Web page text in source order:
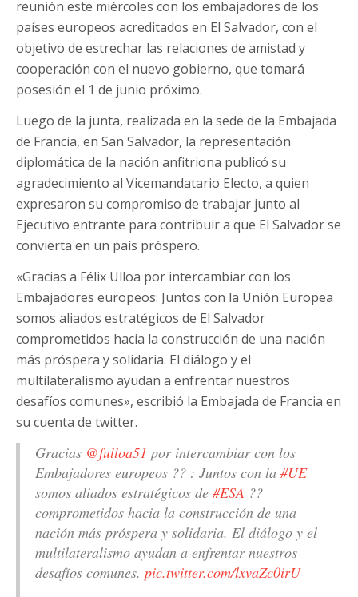
reunión este miércoles con los embajadores de los
países europeos acreditados en El Salvador, con el
objetivo de estrechar las relaciones de amistad y
cooperación con el nuevo gobierno, que tomará
posesión el 1 de junio próximo.
Luego de la junta, realizada en la sede de la Embajada
de Francia, en San Salvador, la representación
diplomática de la nación anfitriona publicó su
agradecimiento al Vicemandatario Electo, a quien
expresaron su compromiso de trabajar junto al
Ejecutivo entrante para contribuir a que El Salvador se
convierta en un país próspero.
«Gracias a Félix Ulloa por intercambiar con los
Embajadores europeos: Juntos con la Unión Europea
somos aliados estratégicos de El Salvador
comprometidos hacia la construcción de una nación
más próspera y solidaria. El diálogo y el
multilateralismo ayudan a enfrentar nuestros
desafíos comunes», escribió la Embajada de Francia en
su cuenta de twitter.
Gracias @fulloa51 por intercambiar con los
Embajadores europeos ?? : Juntos con la #UE
somos aliados estratégicos de #ESA ??
comprometidos hacia la construcción de una
nación más próspera y solidaria. El diálogo y el
multilateralismo ayudan a enfrentar nuestros
desafíos comunes. pic.twitter.com/lxvaZc0irU